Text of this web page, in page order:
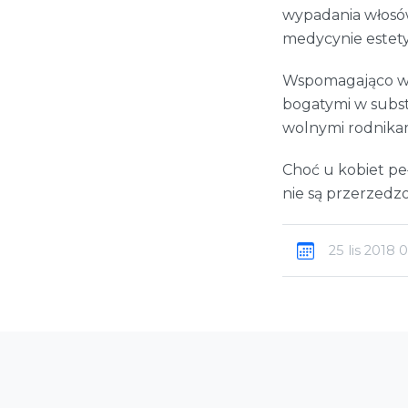
wypadania
medycynie
Wspomagająco
bogatymi w
wolnymi
Choć u kobiet
nie są
25 lis 2018